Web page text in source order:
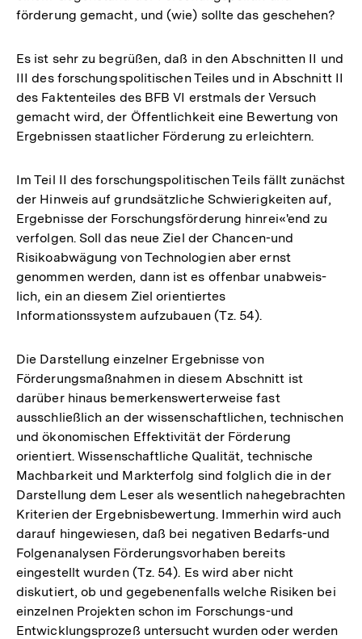
förderung gemacht, und (wie) sollte das geschehen?
Es ist sehr zu begrüßen, daß in den Abschnitten II und
III des forschungspolitischen Teiles und in Abschnitt II
des Faktenteiles des BFB VI erstmals der Versuch
gemacht wird, der Öffentlichkeit eine Bewertung von
Ergebnissen staatlicher Förderung zu erleichtern.
Im Teil II des forschungspolitischen Teils fällt zunächst
der Hinweis auf grundsätzliche Schwierigkeiten auf,
Ergebnisse der Forschungsförderung hinrei«'end zu
verfolgen. Soll das neue Ziel der Chancen-und
Risikoabwägung von Technologien aber ernst
genommen werden, dann ist es offenbar unabweis-
lich, ein an diesem Ziel orientiertes
Informationssystem aufzubauen (Tz. 54).
Die Darstellung einzelner Ergebnisse von
Förderungsmaßnahmen in diesem Abschnitt ist
darüber hinaus bemerkenswerterweise fast
ausschließlich an der wissenschaftlichen, technischen
und ökonomischen Effektivität der Förderung
orientiert. Wissenschaftliche Qualität, technische
Machbarkeit und Markterfolg sind folglich die in der
Darstellung dem Leser als wesentlich nahegebrachten
Kriterien der Ergebnisbewertung. Immerhin wird auch
darauf hingewiesen, daß bei negativen Bedarfs-und
Folgenanalysen Förderungsvorhaben bereits
eingestellt wurden (Tz. 54). Es wird aber nicht
diskutiert, ob und gegebenenfalls welche Risiken bei
einzelnen Projekten schon im Forschungs-und
Entwicklungsprozeß untersucht wurden oder werden